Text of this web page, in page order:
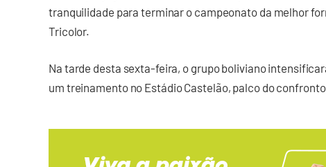
tranquilidade para terminar o campeonato da melhor
Tricolor.
Na tarde desta sexta-feira, o grupo boliviano
um treinamento no Estádio Castelão, palco do